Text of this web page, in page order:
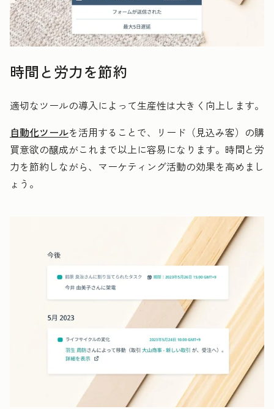
時間と労力を節約
適切なツールの導入によって生産性は大きく向上します。
自動化ツールを活用することで、リード（見込み客）の購
買意欲の醸成がこれまで以上に容易になります。時間と労
力を節約しながら、マーケティング活動の効果を高めまし
ょう。